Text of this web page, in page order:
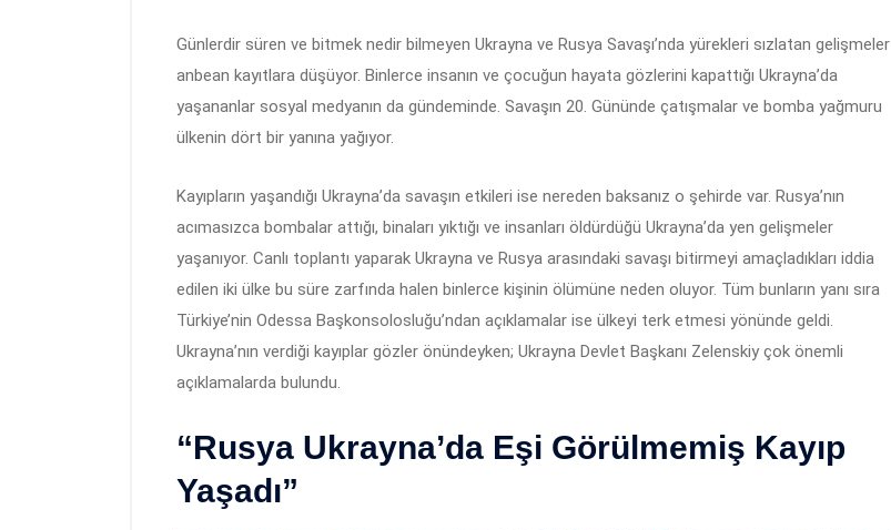
Günlerdir süren ve bitmek nedir bilmeyen Ukrayna ve Rusya Savaşı’nda yürekleri sızlatan gelişmeler
anbean kayıtlara düşüyor. Binlerce insanın ve çocuğun hayata gözlerini kapattığı Ukrayna’da
yaşananlar sosyal medyanın da gündeminde. Savaşın 20. Gününde çatışmalar ve bomba yağmuru
ülkenin dört bir yanına yağıyor.
Kayıpların yaşandığı Ukrayna’da savaşın etkileri ise nereden baksanız o şehirde var. Rusya’nın
acımasızca bombalar attığı, binaları yıktığı ve insanları öldürdüğü Ukrayna’da yen gelişmeler
yaşanıyor. Canlı toplantı yaparak Ukrayna ve Rusya arasındaki savaşı bitirmeyi amaçladıkları iddia
edilen iki ülke bu süre zarfında halen binlerce kişinin ölümüne neden oluyor. Tüm bunların yanı sıra
Türkiye’nin Odessa Başkonsolosluğu’ndan açıklamalar ise ülkeyi terk etmesi yönünde geldi.
Ukrayna’nın verdiği kayıplar gözler önündeyken; Ukrayna Devlet Başkanı Zelenskiy çok önemli
açıklamalarda bulundu.
“Rusya Ukrayna’da Eşi Görülmemiş Kayıp
Yaşadı”